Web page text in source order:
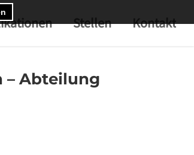
Stellen Kontakt
– Abteilung